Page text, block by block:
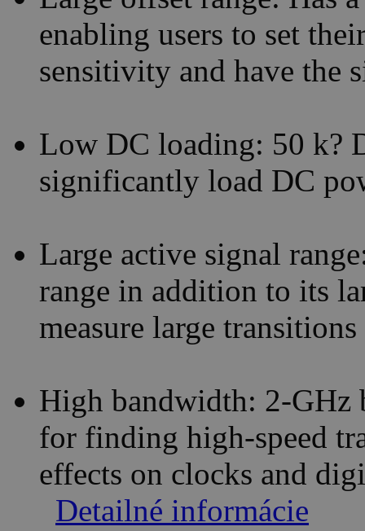
enabling users to set
sensitivity and have the
Low DC loading: 50 k?
significantly load DC
Large active signal
range in addition to its
measure large
High bandwidth: 2-GHz
for finding high-speed
effects on clocks and
Detailné informácie